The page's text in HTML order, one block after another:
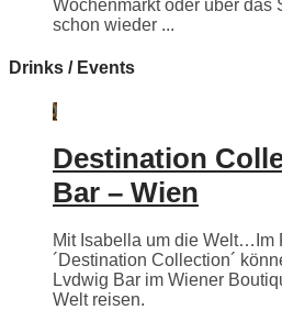
Wochenmarkt oder über das
schon wieder ...
Drinks / Events
Destination
Bar – Wien
Mit Isabella um die Welt…Im
´Destination Collection´
Lvdwig Bar im Wiener
Welt reisen.